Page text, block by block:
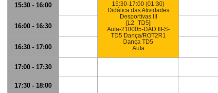
15:30 - 16:00
15:30-17:00 (01:30)
Didática das Atividades
Desportivas III
[L2_TD5]
Aula-210005-DAD III-S-
TD5 Dança/ROT2R1
Dança TD5
Aula
16:00 - 16:30
16:30 - 17:00
17:00 - 17:30
17:30 - 18:00